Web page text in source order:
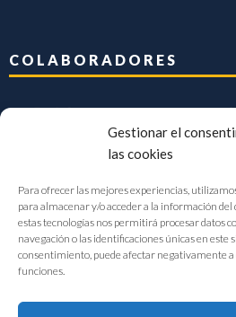
Gestionar el
las cookies
Para ofrecer las mejores experiencias,
para almacenar y/o acceder a la información
estas tecnologías nos permitirá procesar datos
navegación o las identificaciones únicas en este
consentimiento, puede afectar negativamente
funciones.
COLABORADORES